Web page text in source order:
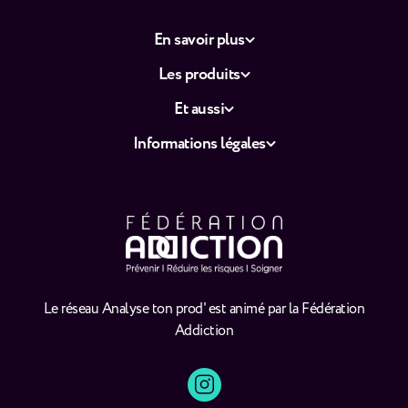
Le réseau Analyse ton prod' est animé par la Fédération
Addiction
En savoir plus
Les produits
Et aussi
Informations légales